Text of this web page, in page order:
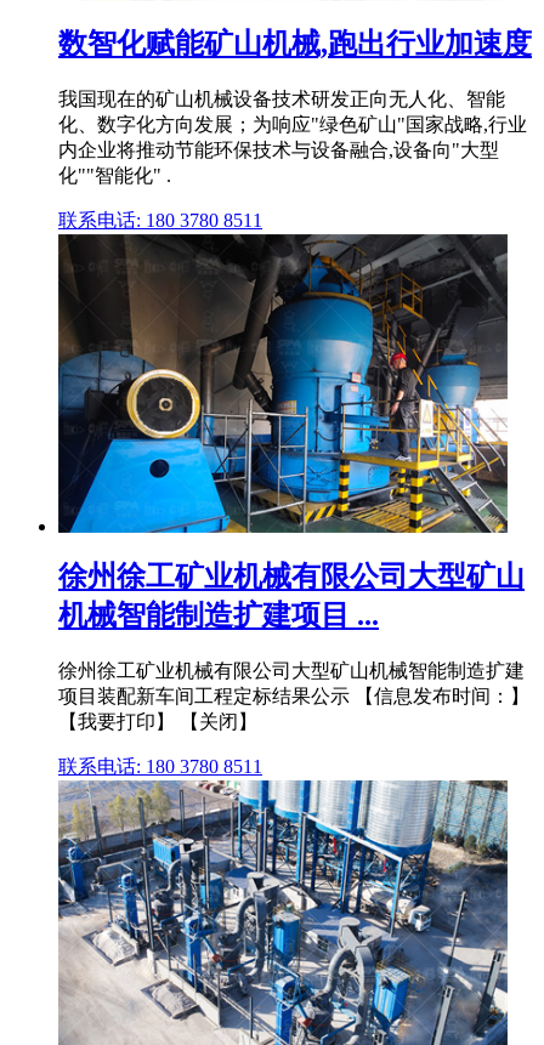
数智化赋能矿山机械,跑出行业加速度
我国现在的矿山机械设备技术研发正向无人化、智能
化、数字化方向发展；为响应"绿色矿山"国家战略,行业
内企业将推动节能环保技术与设备融合,设备向"大型
化""智能化" .
联系电话: 180 3780 8511
徐州徐工矿业机械有限公司大型矿山
机械智能制造扩建项目 ...
徐州徐工矿业机械有限公司大型矿山机械智能制造扩建
项目装配新车间工程定标结果公示 【信息发布时间：】
【我要打印】 【关闭】
联系电话: 180 3780 8511